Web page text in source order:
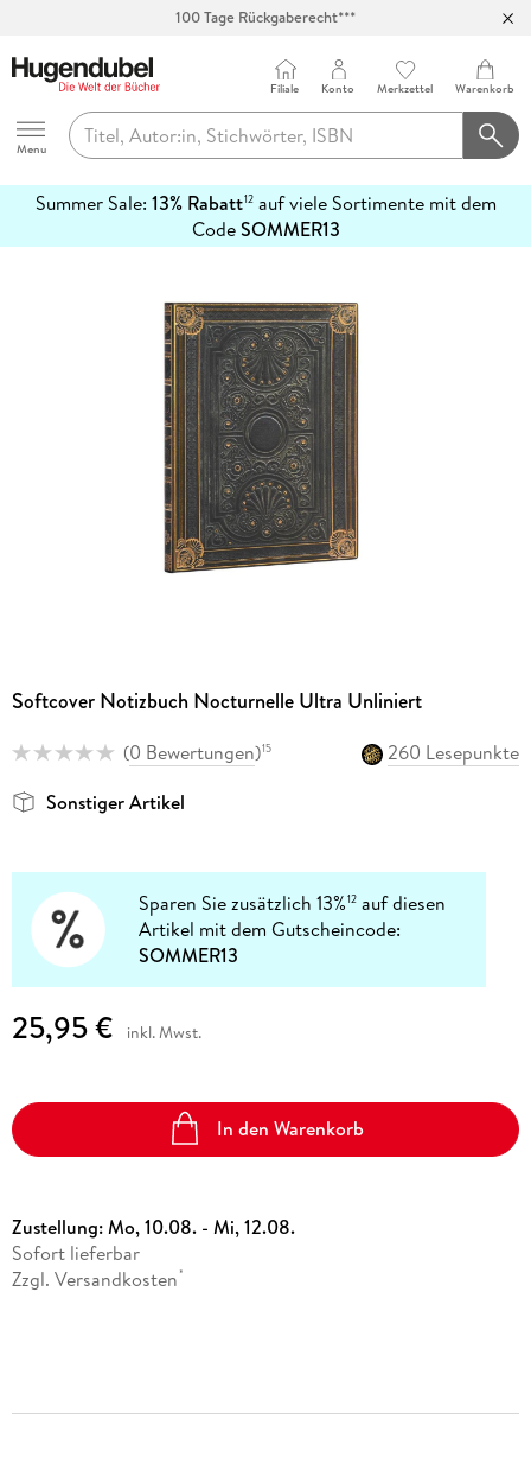
100 Tage Rückgaberecht***
Hugendubel
Menu
Filiale Konto Merkzettel Warenkorb
Summer Sale: 13% Rabatt12auf viele Sortimente mit dem
CodeSOMMER13
erfahren
Softcover Notizbuch Nocturnelle Ultra Unliniert
(0 Bewertungen)15
260 Lesepunkte
Sonstiger Artikel
Sparen Sie zusätzlich 13%12 auf diesen
Artikel mit dem Gutscheincode:
SOMMER13
25,95 € inkl. Mwst.
In den Warenkorb
Zustellung:Mo, 10.08. - Mi, 12.08.
Sofort lieferbar
Zzgl. Versandkosten *